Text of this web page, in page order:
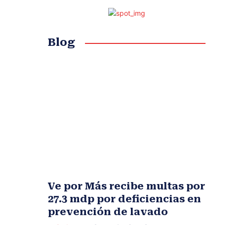
Blog
Ve por Más recibe multas por
27.3 mdp por deficiencias en
prevención de lavado